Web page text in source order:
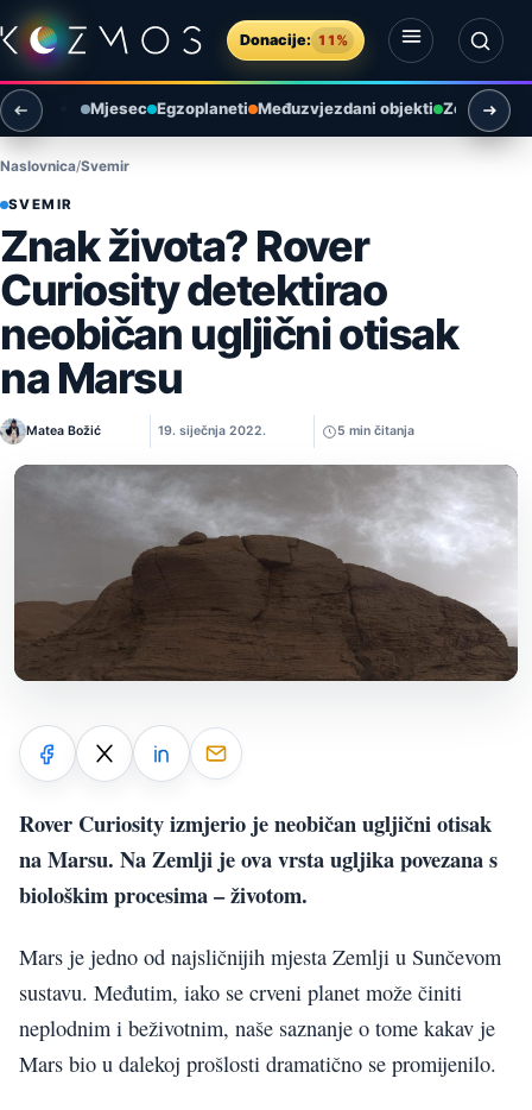
Preskoči na sadržaj
Donacije: 11%
Otvori izbornik
Otvori pretragu
Mjesec Egzoplaneti Međuzvjezdani objekti Zemlja i
Naslovnica Svemir
SVEMIR
Znak života? Rover
Curiosity detektirao
neobičan ugljični otisak
na Marsu
Matea Božić 19. siječnja 2022. 5 min čitanja
Rover Curiosity izmjerio je neobičan ugljični otisak
na Marsu. Na Zemlji je ova vrsta ugljika povezana s
biološkim procesima – životom.
Mars je jedno od najsličnijih mjesta Zemlji u Sunčevom
sustavu. Međutim, iako se crveni planet može činiti
neplodnim i beživotnim, naše saznanje o tome kakav je
Mars bio u dalekoj prošlosti dramatično se promijenilo.